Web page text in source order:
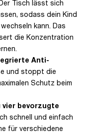
Der Tisch lässt sich
sodass dein Kind
kann. Das
die Konzentration
Anti-
und stoppt die
Schutz beim
vier bevorzugte
schnell und einfach
für verschiedene